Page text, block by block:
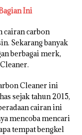
Ini
cairan carbon
Sekarang banyak
berbagai merk,
Cleaner ini
sejak tahun 2015,
cairan ini
mencoba mencari
tempat bengkel